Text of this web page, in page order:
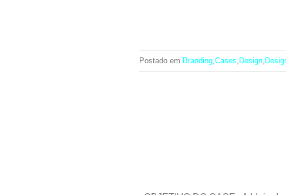
Postado em Branding Cases Design